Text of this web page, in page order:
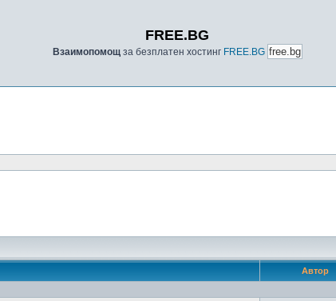
FREE.BG
Взаимопомощза безплатен хостинг FREE.BG
Автор